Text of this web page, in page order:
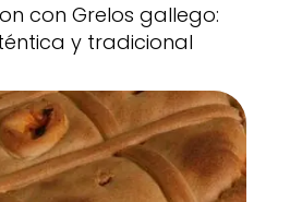
con Grelos gallego:
y tradicional